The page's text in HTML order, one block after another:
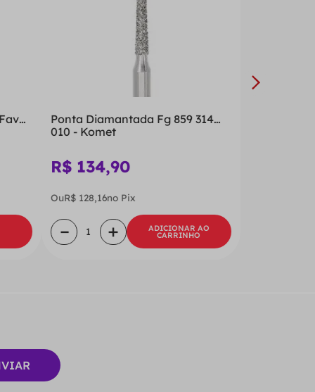
Ponta Diamantada Fg 859 314
010 - Komet
R$ 134,90
OuR$ 128,16no Pix
＋
－ ADICIONAR AO
CARRINHO